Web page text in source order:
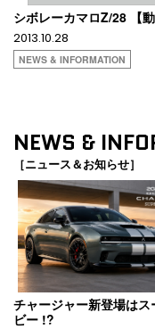
シボレーカマロZ/28 【動
2013.10.28
NEWS & INFORMATION
NEWS &
［ニュース＆お知らせ］
チャージャー新登場はス
ビー !?